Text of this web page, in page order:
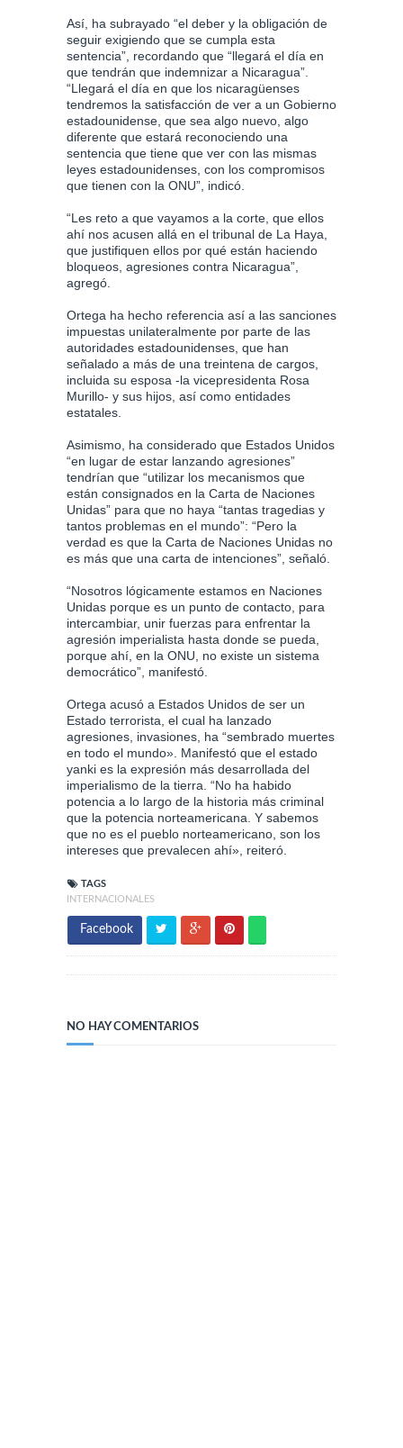
Así, ha subrayado “el deber y la obligación de
seguir exigiendo que se cumpla esta
sentencia”, recordando que “llegará el día en
que tendrán que indemnizar a Nicaragua”.
“Llegará el día en que los nicaragüenses
tendremos la satisfacción de ver a un Gobierno
estadounidense, que sea algo nuevo, algo
diferente que estará reconociendo una
sentencia que tiene que ver con las mismas
leyes estadounidenses, con los compromisos
que tienen con la ONU”, indicó.
“Les reto a que vayamos a la corte, que ellos
ahí nos acusen allá en el tribunal de La Haya,
que justifiquen ellos por qué están haciendo
bloqueos, agresiones contra Nicaragua”,
agregó.
Ortega ha hecho referencia así a las sanciones
impuestas unilateralmente por parte de las
autoridades estadounidenses, que han
señalado a más de una treintena de cargos,
incluida su esposa -la vicepresidenta Rosa
Murillo- y sus hijos, así como entidades
estatales.
Asimismo, ha considerado que Estados Unidos
“en lugar de estar lanzando agresiones”
tendrían que “utilizar los mecanismos que
están consignados en la Carta de Naciones
Unidas” para que no haya “tantas tragedias y
tantos problemas en el mundo”: “Pero la
verdad es que la Carta de Naciones Unidas no
es más que una carta de intenciones”, señaló.
“Nosotros lógicamente estamos en Naciones
Unidas porque es un punto de contacto, para
intercambiar, unir fuerzas para enfrentar la
agresión imperialista hasta donde se pueda,
porque ahí, en la ONU, no existe un sistema
democrático”, manifestó.
Ortega acusó a Estados Unidos de ser un
Estado terrorista, el cual ha lanzado
agresiones, invasiones, ha “sembrado muertes
en todo el mundo». Manifestó que el estado
yanki es la expresión más desarrollada del
imperialismo de la tierra. “No ha habido
potencia a lo largo de la historia más criminal
que la potencia norteamericana. Y sabemos
que no es el pueblo norteamericano, son los
intereses que prevalecen ahí», reiteró.
TAGS
INTERNACIONALES
Facebook
NO HAY COMENTARIOS